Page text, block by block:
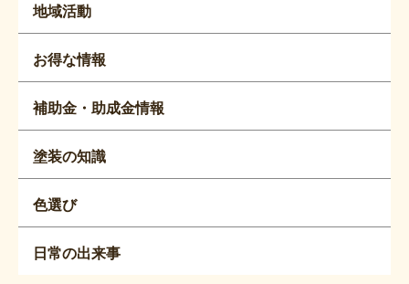
地域活動
お得な情報
補助金・助成金情報
塗装の知識
色選び
日常の出来事